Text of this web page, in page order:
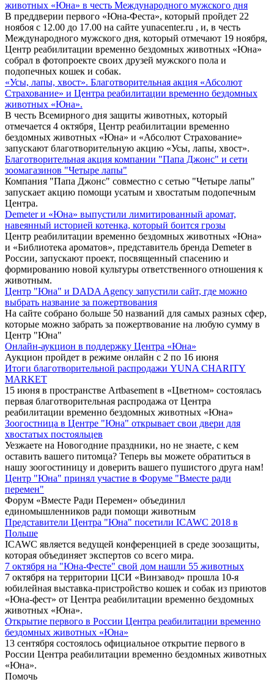
животных «Юна» в честь Международного мужского дня
В преддверии первого «Юна-Феста», который пройдет 22
ноябоя с 12.00 до 17.00 на сайте yunacenter.ru , и, в честь
Международного мужского дня, который отмечают 19 ноября,
Центр реабилитации временно бездомных животных «Юна»
собрал в фотопроекте своих друзей мужского пола и
подопечных кошек и собак.
«Усы, лапы, хвост». Благотворительная акция «Абсолют
Страхование» и Центра реабилитации временно бездомных
животных «Юна».
В честь Всемирного дня защиты животных, который
отмечается 4 октября¸ Центр реабилитации временно
бездомных животных «Юна» и «Абсолют Страхование»
запускают благотворительную акцию «Усы, лапы, хвост».
Благотворительная акция компании "Папа Джонс" и сети
зоомагазинов "Четыре лапы"
Компания "Папа Джонс" совместно с сетью "Четыре лапы"
запускает акцию помощи усатым и хвостатым подопечным
Центра.
Demeter и «Юна» выпустили лимитированный аромат,
навеянный историей котенка, который боится грозы
Центр реабилитации временно бездомных животных «Юна»
и «Библиотека ароматов», представитель бренда Demeter в
России, запускают проект, посвященный спасению и
формированию новой культуры ответственного отношения к
животным.
Центр "Юна" и DADA Agency запустили сайт, где можно
выбрать название за пожертвования
На сайте собрано больше 50 названий для самых разных сфер,
которые можно забрать за пожертвование на любую сумму в
Центр "Юна"
Онлайн-аукцион в поддержку Центра «Юна»
Аукцион пройдет в режиме онлайн с 2 по 16 июня
Итоги благотворительной распродажи YUNA CHARITY
MARKET
15 июня в пространстве Artbasement в «Цветном» состоялась
первая благотворительная распродажа от Центра
реабилитации временно бездомных животных «Юна»
Зоогостница в Центре "Юна" открывает свои двери для
хвостатых постояльцев
Уезжаете на Новогодние праздники, но не знаете, с кем
оставить вашего питомца? Теперь вы можете обратиться в
нашу зоогостиницу и доверить вашего пушистого друга нам!
Центр "Юна" принял участие в Форуме "Вместе ради
перемен"
Форум «Вместе Ради Перемен» объединил
единомышленников ради помощи животным
Представители Центра "Юна" посетили ICAWC 2018 в
Польше
ICAWC является ведущей конференцией в среде зоозащиты,
которая объединяет экспертов со всего мира.
7 октября на "Юна-Фесте" свой дом нашли 55 животных
7 октября на территории ЦСИ «Винзавод» прошла 10-я
юбилейная выставка-пристройство кошек и собак из приютов
«Юна-фест» от Центра реабилитации временно бездомных
животных «Юна».
Открытие первого в России Центра реабилитации временно
бездомных животных «Юна»
13 сентября состоялось официальное открытие первого в
России Центра реабилитации временно бездомных животных
«Юна».
Помочь